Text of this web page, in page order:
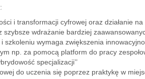
i transformacji cyfrowej oraz działanie
wdrażanie bardziej
szkoleniu wymaga zwiększenia
np. za pomocą platform do pracy
specjalizacji’’
do uczenia się poprzez praktykę w